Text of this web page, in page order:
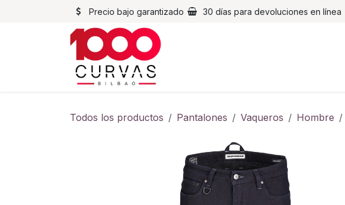
Precio bajo garantizado 30 días para devoluciones en línea
Todos los productos Pantalones Vaqueros Hombre